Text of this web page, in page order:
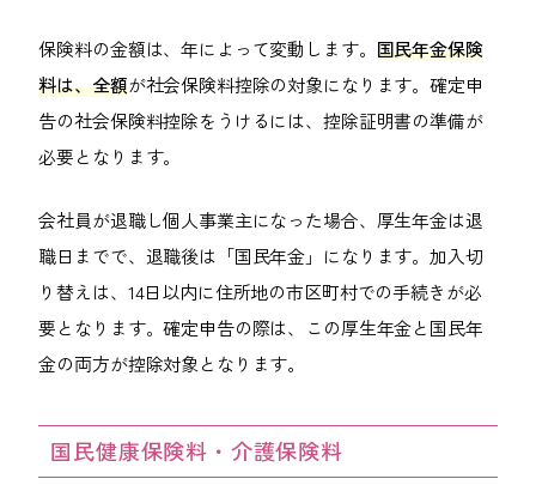
保険料の金額は、年によって変動します。 国民年金保険
料は、全額が社会保険料控除の対象になります。確定申
告の社会保険料控除をうけるには、控除証明書の準備が
必要となります。
会社員が退職し個人事業主になった場合、厚生年金は退
職日までで、退職後は「国民年金」になります。加入切
り替えは、14日以内に住所地の市区町村での手続きが必
要となります。確定申告の際は、この厚生年金と国民年
金の両方が控除対象となります。
国民健康保険料・介護保険料